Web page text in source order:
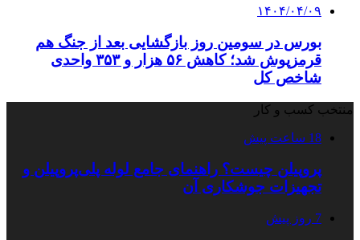
۱۴۰۴/۰۴/۰۹
بورس در سومین روز بازگشایی بعد از جنگ هم
قرمزپوش شد؛ کاهش ۵۶ هزار و ۳۵۳ واحدی
شاخص کل
منتخب کسب و کار
18 ساعت پیش
پروپیلن چیست؟ راهنمای جامع لوله پلی‌پروپیلن و
تجهیزات جوشکاری آن
7 روز پیش